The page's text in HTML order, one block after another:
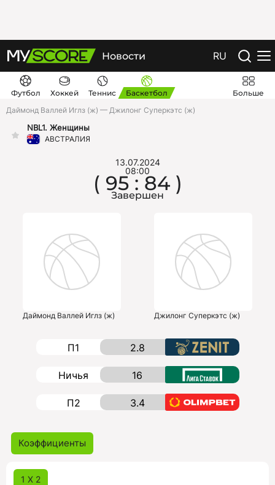
Новости RU
Футбол Хоккей Теннис Баскетбол
Больше
Даймонд Валлей Иглз (ж) — Джилонг Суперкэтс (ж)
АВСТРАЛИЯ
NBL1. Женщины
Даймонд Валлей Иглз (ж)
13.07.2024
08:00
( 95 : 84 )
Завершен
Джилонг Суперкэтс (ж)
П1 2.8
Ничья 16
П2 3.4
Коэффициенты
1 X 2